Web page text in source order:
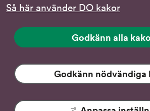
Så här använder DO kakor
Godkänn alla
Godkänn nödvändiga
DO på LinkedIn
på
LinkedIn,
till
annan
DO på Instagram
(DO
Instagram,
länk
till
annan
(DO
på
Facebook,
till
DO på YouTube
(DO:s
kanal,